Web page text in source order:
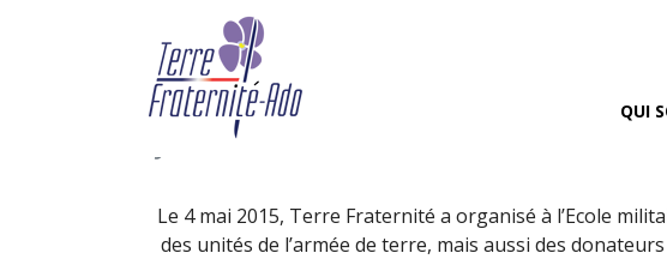
QUI
Assemblée générale 2015 de
mai 2015)
By Terre Fraternité,
Le 4 mai 2015, Terre Fraternité a organisé à l’Ecole
des unités de l’armée de terre, mais aussi des